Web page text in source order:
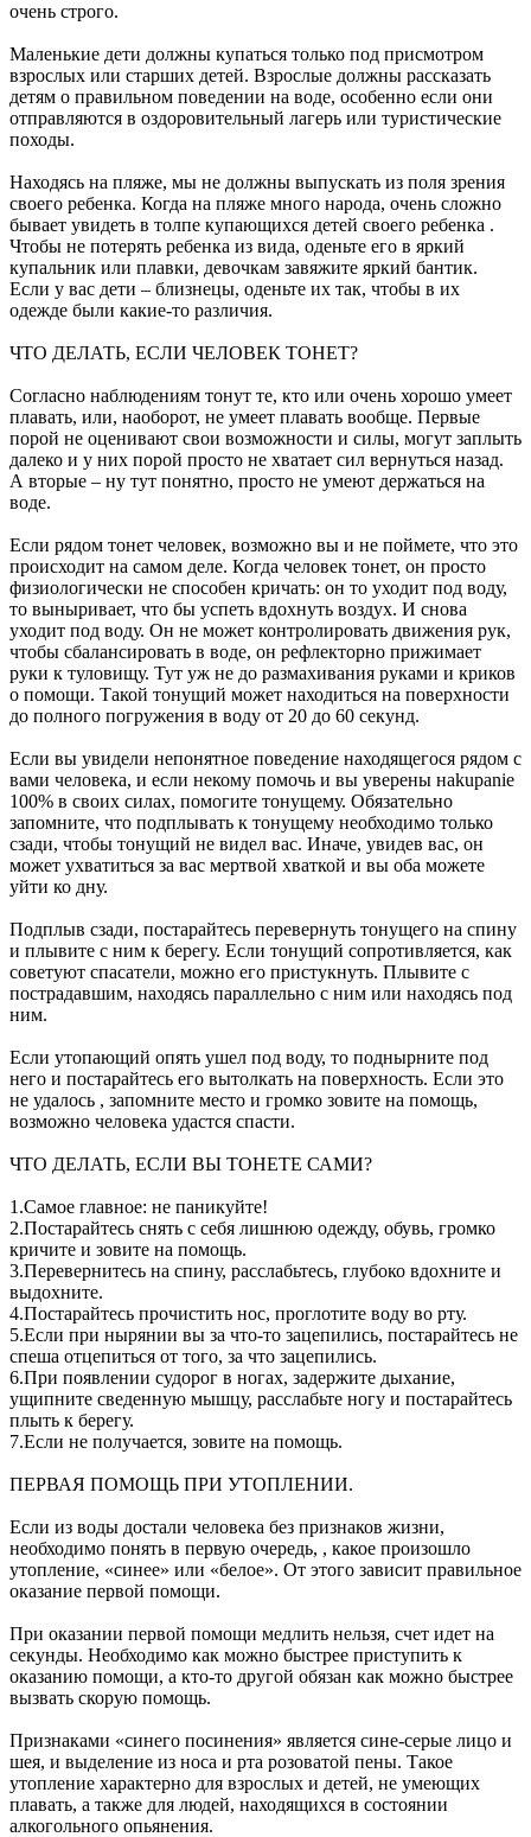
очень строго.
Маленькие дети должны купаться только под присмотром
взрослых или старших детей. Взрослые должны рассказать
детям о правильном поведении на воде, особенно если они
отправляются в оздоровительный лагерь или туристические
походы.
Находясь на пляже, мы не должны выпускать из поля зрения
своего ребенка. Когда на пляже много народа, очень сложно
бывает увидеть в толпе купающихся детей своего ребенка .
Чтобы не потерять ребенка из вида, оденьте его в яркий
купальник или плавки, девочкам завяжите яркий бантик.
Если у вас дети – близнецы, оденьте их так, чтобы в их
одежде были какие-то различия.
ЧТО ДЕЛАТЬ, ЕСЛИ ЧЕЛОВЕК ТОНЕТ?
Согласно наблюдениям тонут те, кто или очень хорошо умеет
плавать, или, наоборот, не умеет плавать вообще. Первые
порой не оценивают свои возможности и силы, могут заплыть
далеко и у них порой просто не хватает сил вернуться назад.
А вторые – ну тут понятно, просто не умеют держаться на
воде.
Если рядом тонет человек, возможно вы и не поймете, что это
происходит на самом деле. Когда человек тонет, он просто
физиологически не способен кричать: он то уходит под воду,
то выныривает, что бы успеть вдохнуть воздух. И снова
уходит под воду. Он не может контролировать движения рук,
чтобы сбалансировать в воде, он рефлекторно прижимает
руки к туловищу. Тут уж не до размахивания руками и криков
о помощи. Такой тонущий может находиться на поверхности
до полного погружения в воду от 20 до 60 секунд.
Если вы увидели непонятное поведение находящегося рядом с
вами человека, и если некому помочь и вы уверены наkupanie
100% в своих силах, помогите тонущему. Обязательно
запомните, что подплывать к тонущему необходимо только
сзади, чтобы тонущий не видел вас. Иначе, увидев вас, он
может ухватиться за вас мертвой хваткой и вы оба можете
уйти ко дну.
Подплыв сзади, постарайтесь перевернуть тонущего на спину
и плывите с ним к берегу. Если тонущий сопротивляется, как
советуют спасатели, можно его пристукнуть. Плывите с
пострадавшим, находясь параллельно с ним или находясь под
ним.
Если утопающий опять ушел под воду, то поднырните под
него и постарайтесь его вытолкать на поверхность. Если это
не удалось , запомните место и громко зовите на помощь,
возможно человека удастся спасти.
ЧТО ДЕЛАТЬ, ЕСЛИ ВЫ ТОНЕТЕ САМИ?
1.Самое главное: не паникуйте!
2.Постарайтесь снять с себя лишнюю одежду, обувь, громко
кричите и зовите на помощь.
3.Перевернитесь на спину, расслабьтесь, глубоко вдохните и
выдохните.
4.Постарайтесь прочистить нос, проглотите воду во рту.
5.Если при нырянии вы за что-то зацепились, постарайтесь не
спеша отцепиться от того, за что зацепились.
6.При появлении судорог в ногах, задержите дыхание,
ущипните сведенную мышцу, расслабьте ногу и постарайтесь
плыть к берегу.
7.Если не получается, зовите на помощь.
ПЕРВАЯ ПОМОЩЬ ПРИ УТОПЛЕНИИ.
Если из воды достали человека без признаков жизни,
необходимо понять в первую очередь, , какое произошло
утопление, «синее» или «белое». От этого зависит правильное
оказание первой помощи.
При оказании первой помощи медлить нельзя, счет идет на
секунды. Необходимо как можно быстрее приступить к
оказанию помощи, а кто-то другой обязан как можно быстрее
вызвать скорую помощь.
Признаками «синего посинения» является сине-серые лицо и
шея, и выделение из носа и рта розоватой пены. Такое
утопление характерно для взрослых и детей, не умеющих
плавать, а также для людей, находящихся в состоянии
алкогольного опьянения.